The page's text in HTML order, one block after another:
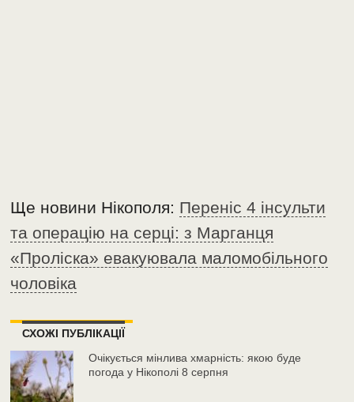
Ще новини Нікополя: Переніс 4 інсульти
та операцію на серці: з Марганця
«Проліска» евакуювала маломобільного
чоловіка
СХОЖІ ПУБЛІКАЦІЇ
Очікується мінлива хмарність: якою буде
погода у Нікополі 8 серпня